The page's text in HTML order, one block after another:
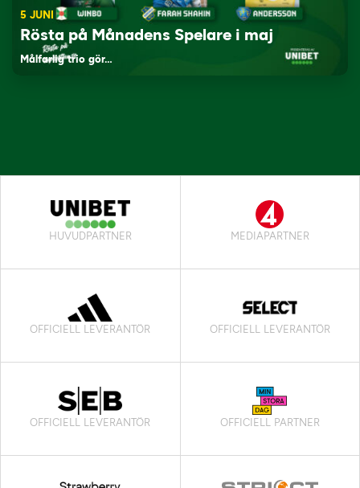
5 JUNI
Rösta på Månadens Spelare i maj
Målfarlig trio gör…
HUVUDPARTNER MEDIAPARTNER
OFFICIELL LEVERANTÖR OFFICIELL LEVERANTÖR
OFFICIELL LEVERANTÖR OFFICIELL PARTNER